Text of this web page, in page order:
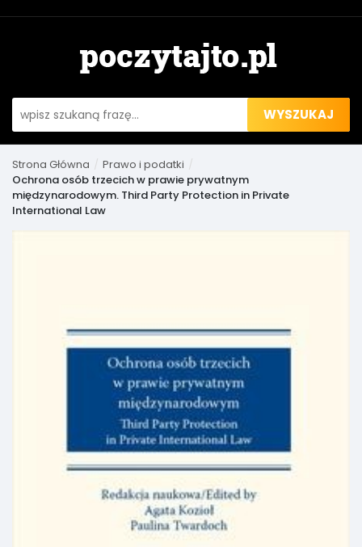
WYSZUKAJ
Strona Główna
Prawo i podatki
Ochrona osób trzecich w prawie prywatnym
międzynarodowym. Third Party Protection in Private
International Law